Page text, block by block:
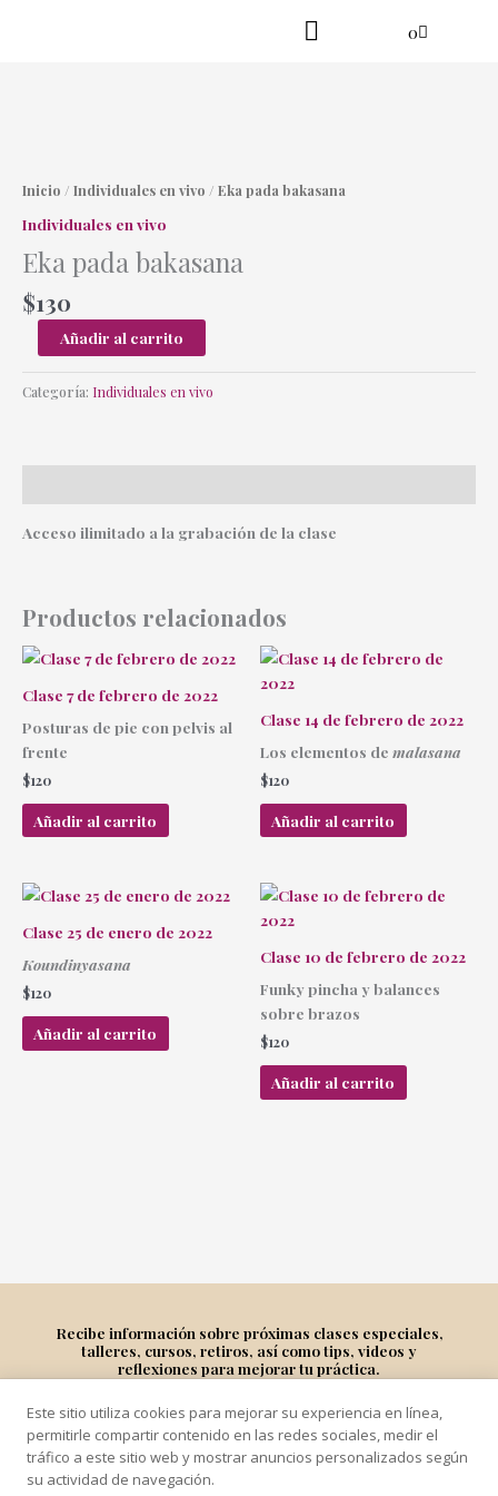
0
Cart
Inicio / Individuales en vivo / Eka pada bakasana
Individuales en vivo
Eka pada bakasana
$130
bakasana
Añadir al carrito
Categoría: Individuales en vivo
Acceso ilimitado a la grabación de la clase
Productos relacionados
Clase 7 de febrero de 2022
Posturas de pie con pelvis al
frente
$120
Añadir al carrito
Clase 14 de febrero de 2022
Los elementos de malasana
$120
Añadir al carrito
Clase 25 de enero de 2022
Koundinyasana
$120
Añadir al carrito
Clase 10 de febrero de 2022
Funky pincha y balances
sobre brazos
$120
Añadir al carrito
Recibe información sobre próximas clases especiales,
talleres, cursos, retiros, así como tips, videos y
reflexiones para mejorar tu práctica.
Suscríbete
Este sitio utiliza cookies para mejorar su experiencia en línea,
permitirle compartir contenido en las redes sociales, medir el
tráfico a este sitio web y mostrar anuncios personalizados según
su actividad de navegación.